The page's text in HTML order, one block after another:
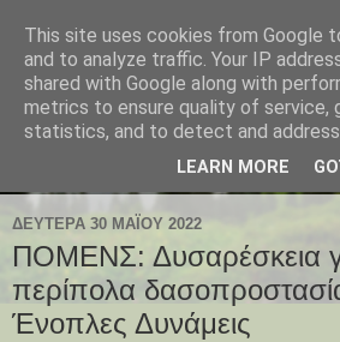
ΔΕΥΤΈΡΑ 30 ΜΑΪ́ΟΥ 2022
ΠΟΜΕΝΣ: Δυσαρέσκεια
περίπολα
Ένοπλες Δυνάμεις
This site uses cookies from Google
and to analyze traffic. Your IP
shared with Google along with
metrics to ensure quality of service,
statistics, and to detect and address
LEARN MORE